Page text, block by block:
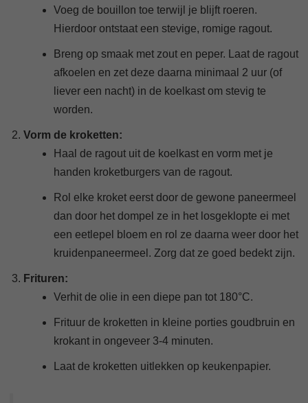
Voeg de bouillon toe terwijl je blijft roeren.
Hierdoor ontstaat een stevige, romige ragout.
Breng op smaak met zout en peper. Laat de ragout
afkoelen en zet deze daarna minimaal 2 uur (of
liever een nacht) in de koelkast om stevig te
worden.
Vorm de kroketten:
Haal de ragout uit de koelkast en vorm met je
handen kroketburgers van de ragout.
Rol elke kroket eerst door de gewone paneermeel
dan door het dompel ze in het losgeklopte ei met
een eetlepel bloem en rol ze daarna weer door het
kruidenpaneermeel. Zorg dat ze goed bedekt zijn.
Frituren:
Verhit de olie in een diepe pan tot 180°C.
Frituur de kroketten in kleine porties goudbruin en
krokant in ongeveer 3-4 minuten.
Laat de kroketten uitlekken op keukenpapier.